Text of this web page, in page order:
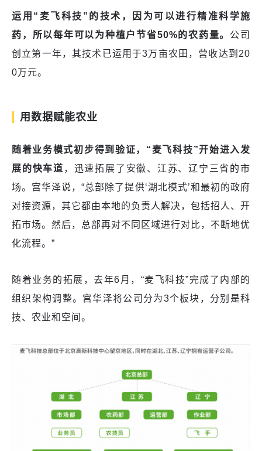
运用“麦飞科技”的技术，因为可以进行精准科学施
药，所以每年可以为种植户节省50%的农药量。 公司
创立第一年，其技术已运用于3万亩农田，营收达到20
0万元。
用数据赋能农业
随着业务模式初步得到验证，“麦飞科技”开始进入发
展的快车道 ，迅速拓展了安徽、江苏、辽宁三省的市
场。宫华泽说，“总部除了提供‘湖北模式’和最初的政府
对接资源，其它都由本地的负责人解决，包括招人、开
拓市场。然后，总部再对不同区域进行对比，不断地优
化流程。”
随着业务的拓展，去年6月，“麦飞科技”完成了内部的
组织架构调整。宫华泽将公司分为3个板块，分别是科
技、农业和空间。